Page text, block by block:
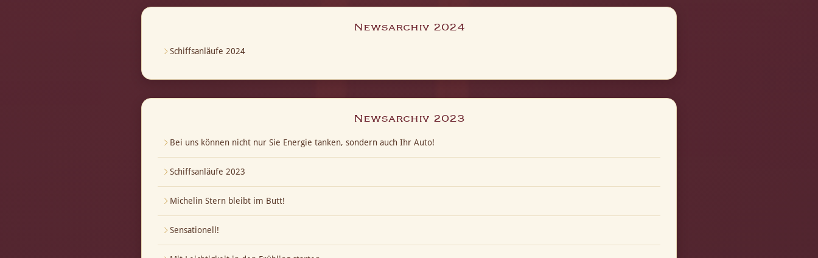
Newsarchiv 2024
Schiffsanläufe 2024
Newsarchiv 2023
Bei uns können nicht nur Sie Energie tanken, sondern auch Ihr Auto!
Schiffsanläufe 2023
Michelin Stern bleibt im Butt!
Sensationell!